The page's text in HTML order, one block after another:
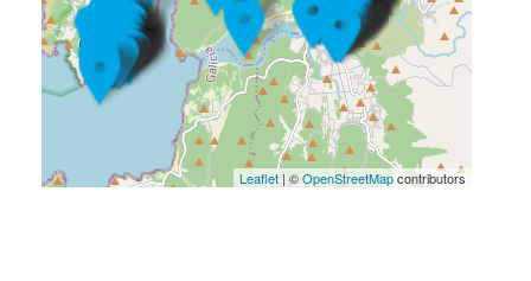
Leaflet| ©OpenStreetMapcontributors